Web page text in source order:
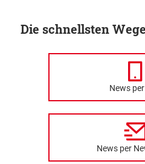
Die schnellsten
News
News per